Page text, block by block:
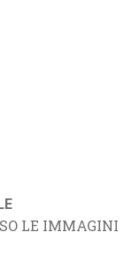
LE IMMAGINI